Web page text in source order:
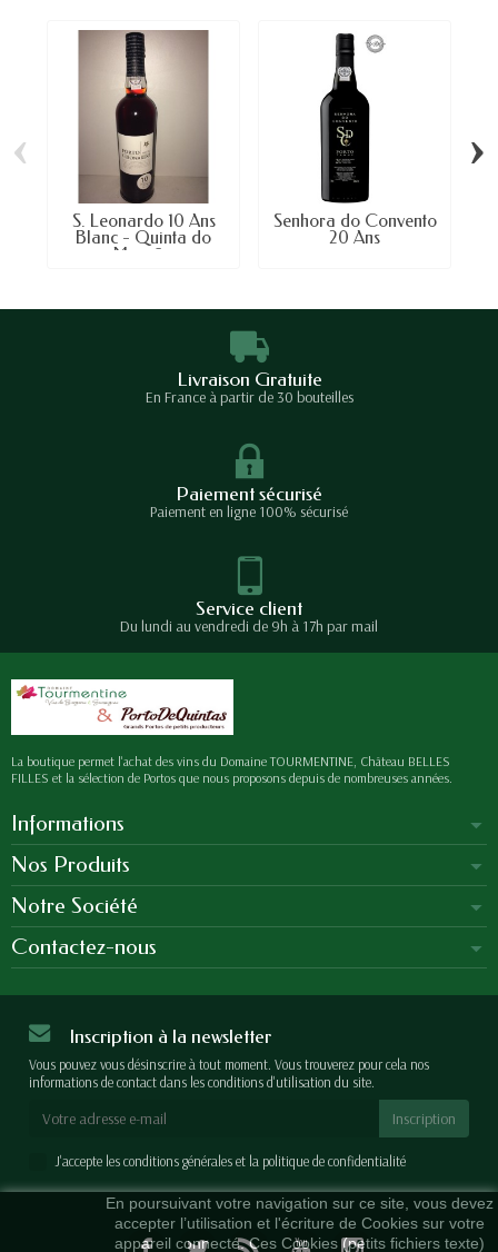
S. Leonardo 10 Ans
Blanc - Quinta do
Mourão
Senhora do Convento
20 Ans
‹ ›
Livraison Gratuite
En France à partir de 30 bouteilles
Paiement sécurisé
Paiement en ligne 100% sécurisé
Service client
Du lundi au vendredi de 9h à 17h par mail
La boutique permet l'achat des vins du Domaine TOURMENTINE, Château BELLES
FILLES et la sélection de Portos que nous proposons depuis de nombreuses années.
Informations
Nos Produits
Notre Société
Contactez-nous
En poursuivant votre navigation sur ce site, vous devez
accepter l’utilisation et l'écriture de Cookies sur votre
appareil connecté. Ces Cookies (petits fichiers texte)
Inscription à la newsletter
Vous pouvez vous désinscrire à tout moment. Vous trouverez pour cela nos
informations de contact dans les conditions d'utilisation du site.
J'accepte les conditions générales et la politique de confidentialité